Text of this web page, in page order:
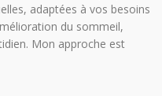
adaptées à vos besoins
du sommeil,
Mon approche est